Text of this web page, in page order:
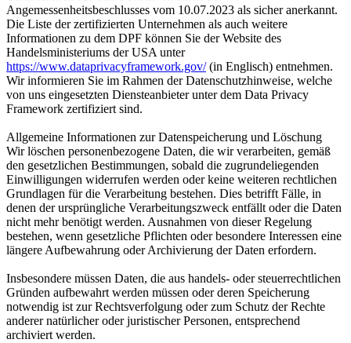
Angemessenheitsbeschlusses vom 10.07.2023 als sicher anerkannt.
Die Liste der zertifizierten Unternehmen als auch weitere
Informationen zu dem DPF können Sie der Website des
Handelsministeriums der USA unter
https://www.dataprivacyframework.gov/(in Englisch) entnehmen.
Wir informieren Sie im Rahmen der Datenschutzhinweise, welche
von uns eingesetzten Diensteanbieter unter dem Data Privacy
Framework zertifiziert sind.
Allgemeine Informationen zur Datenspeicherung und Löschung
Wir löschen personenbezogene Daten, die wir verarbeiten, gemäß
den gesetzlichen Bestimmungen, sobald die zugrundeliegenden
Einwilligungen widerrufen werden oder keine weiteren rechtlichen
Grundlagen für die Verarbeitung bestehen. Dies betrifft Fälle, in
denen der ursprüngliche Verarbeitungszweck entfällt oder die Daten
nicht mehr benötigt werden. Ausnahmen von dieser Regelung
bestehen, wenn gesetzliche Pflichten oder besondere Interessen eine
längere Aufbewahrung oder Archivierung der Daten erfordern.
Insbesondere müssen Daten, die aus handels- oder steuerrechtlichen
Gründen aufbewahrt werden müssen oder deren Speicherung
notwendig ist zur Rechtsverfolgung oder zum Schutz der Rechte
anderer natürlicher oder juristischer Personen, entsprechend
archiviert werden.